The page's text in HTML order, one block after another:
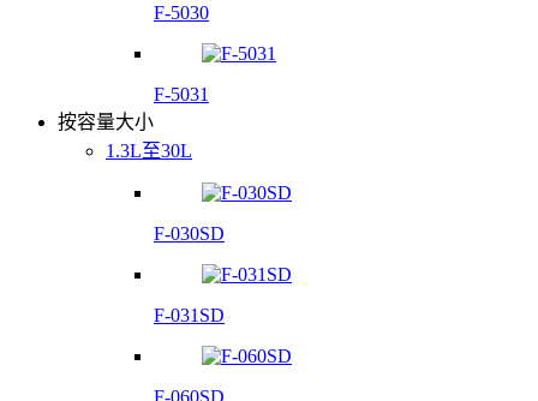
F-5030
F-5031
按容量大小
1.3L至30L
F-030SD
F-031SD
F-060SD